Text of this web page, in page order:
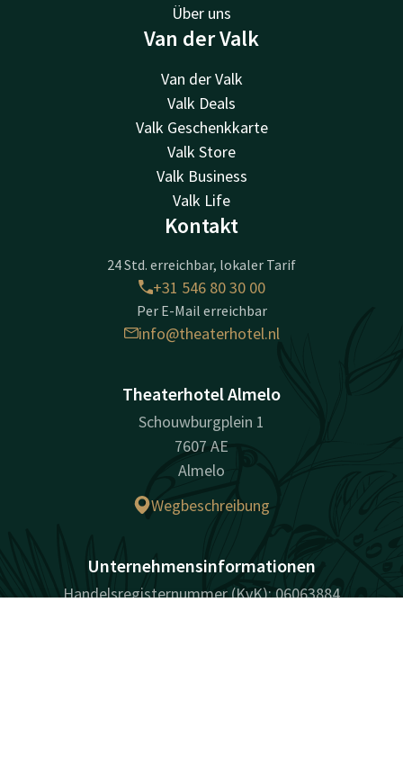
Über uns
Van der Valk
Van der Valk
Valk Deals
Valk Geschenkkarte
Valk Store
Valk Business
Valk Life
Kontakt
24 Std. erreichbar, lokaler Tarif
+31 546 80 30 00
Per E-Mail erreichbar
info@theaterhotel.nl
Theaterhotel Almelo
Schouwburgplein 1
7607 AE
Almelo
Wegbeschreibung
Unternehmensinformationen
Handelsregisternummer (KvK): 06063884